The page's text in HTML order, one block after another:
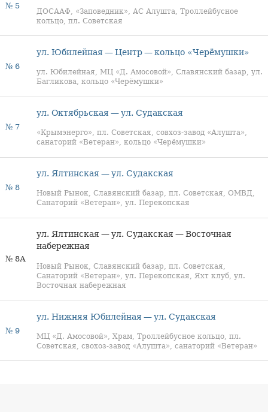
№ 5
ДОСААФ, «Заповедник», АС Алушта, Троллейбусное
кольцо, пл. Советская
№ 6
ул. Юбилейная — Центр — кольцо «Черёмушки»
ул. Юбилейная, МЦ «Д. Амосовой», Славянский базар, ул.
Багликова, кольцо «Черёмушки»
№ 7
ул. Октябрьская — ул. Судакская
«Крымэнерго», пл. Советская, совхоз-завод «Алушта»,
санаторий «Ветеран», кольцо «Черёмушки»
№ 8
ул. Ялтинская — ул. Судакская
Новый Рынок, Славянский базар, пл. Советская, ОМВД,
Санаторий «Ветеран», ул. Перекопская
№ 8А
ул. Ялтинская — ул. Судакская — Восточная
набережная
Новый Рынок, Славянский базар, пл. Советская,
Санаторий «Ветеран», ул. Перекопская, Яхт клуб, ул.
Восточная набережная
№ 9
ул. Нижняя Юбилейная — ул. Судакская
МЦ «Д. Амосовой», Храм, Троллейбусное кольцо, пл.
Советская, свохоз-завод «Алушта», санаторий «Ветеран»